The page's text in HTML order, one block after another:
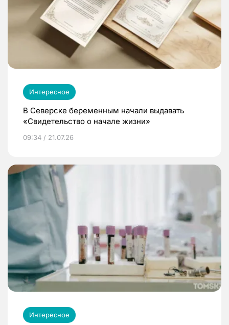
Интересное
В Северске беременным начали выдавать
«Свидетельство о начале жизни»
09:34 / 21.07.26
Интересное